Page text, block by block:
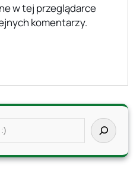
w tej przeglądarce
komentarzy.